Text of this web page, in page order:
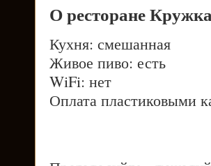
О ресторане
Кухня: смешанная
Живое пиво: есть
WiFi: нет
Оплата пластиковыми